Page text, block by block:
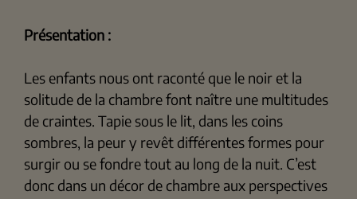
Présentation :
Les enfants nous ont raconté que le noir et la
solitude de la chambre font naître une multitudes
de craintes. Tapie sous le lit, dans les coins
sombres, la peur y revêt différentes formes pour
surgir ou se fondre tout au long de la nuit. C’est
donc dans un décor de chambre aux perspectives